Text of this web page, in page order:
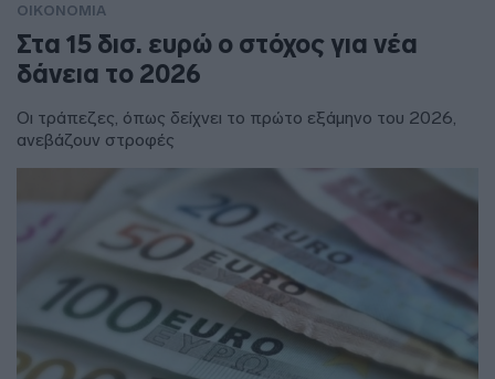
ΟΙΚΟΝΟΜΙΑ
Στα 15 δισ. ευρώ ο στόχος για νέα
δάνεια το 2026
Οι τράπεζες, όπως δείχνει το πρώτο εξάμηνο του 2026,
ανεβάζουν στροφές